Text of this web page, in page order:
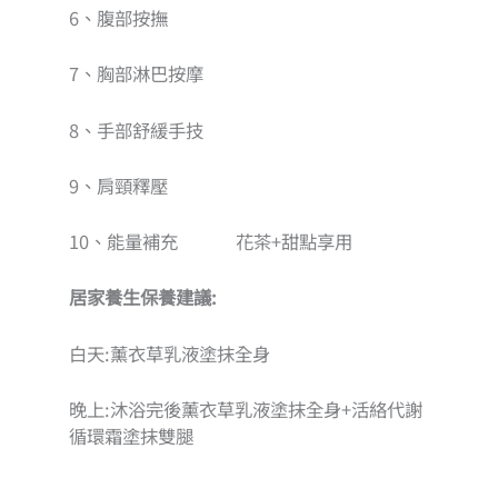
6、腹部按撫
7、胸部淋巴按摩
8、手部舒緩手技
9、肩頸釋壓
10、能量補充 花茶+甜點享用
居家養生保養建議:
白天:薰衣草乳液塗抹全身
晚上:沐浴完後薰衣草乳液塗抹全身+活絡代謝
循環霜塗抹雙腿